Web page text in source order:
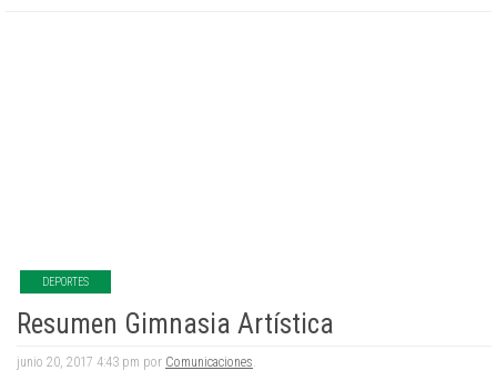
DEPORTES
Resumen Gimnasia Artística
junio 20, 2017 4:43 pm por Comunicaciones.